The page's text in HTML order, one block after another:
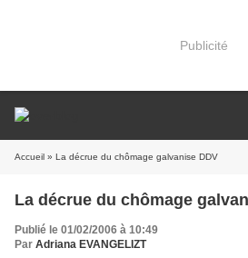
Publicité
Accueil » La décrue du chômage galvanise DDV
La décrue du chômage
Publié le 01/02/2006 à 10:49
Par Adriana EVANGELIZT